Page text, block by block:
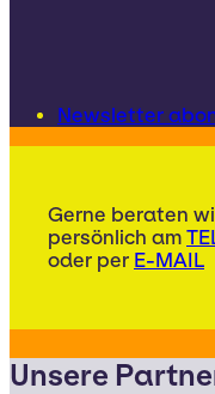
Newsletter
Gerne beraten
persönlich am
oder per E-MAIL
Unsere